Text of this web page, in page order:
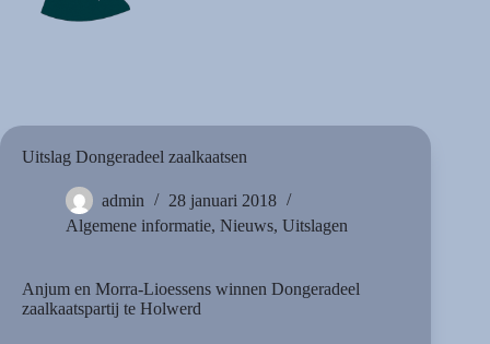
Uitslag Dongeradeel zaalkaatsen
admin
28 januari 2018
Algemene informatie, Nieuws, Uitslagen
Anjum en Morra-Lioessens winnen Dongeradeel
zaalkaatspartij te Holwerd